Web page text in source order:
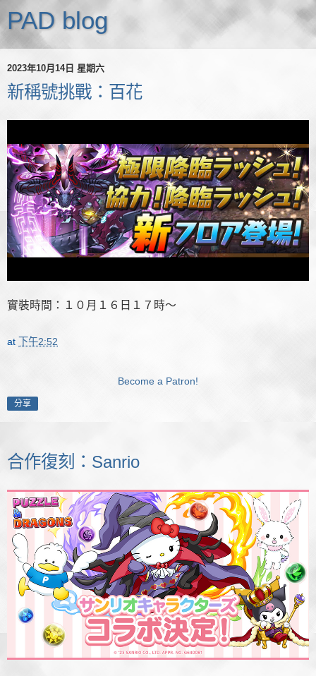
PAD blog
2023年10月14日 星期六
新稱號挑戰：百花
實裝時間：１０月１６日１７時～
at 下午2:52
Become a Patron!
分享
合作復刻：Sanrio